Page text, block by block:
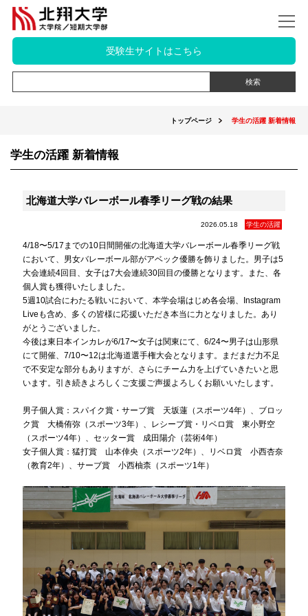
受験生サイトはこちら
トップページ 学生の活躍 新着情報
学生の活躍 新着情報
北海道大学バレーボール春季リーグ戦の結果
2026.05.18 学生の活躍
4/18〜5/17までの10日間開催の北海道大学バレーボール春季リーグ戦
において、男女バレーボール部がアベック優勝を飾りました。男子は5
大会連続4回目、女子は7大会連続30回目の優勝となります。また、各
個人賞も獲得いたしました。
5週10試合にわたる戦いにおいて、本学会場はじめ各会場、Instagram
Liveも含め、多くの皆様に応援いただき本当に力となりました。あり
がとうございました。
今後は東日本インカレが6/17〜女子は関東にて、6/24〜男子は山形県
にて開催、7/10〜12は北海道選手権大会となります。まだまだ力不足
で不安定な部分もありますが、さらにチーム力を上げていきたいと思
います。引き続きよろしくご支援ご声援よろしくお願いいたします。
男子個人賞：スパイク賞・サーブ賞 天坂蓮（スポーツ4年）、ブロッ
ク賞 大橋侑弥（スポーツ3年）、レシーブ賞・リベロ賞 東小野空
（スポーツ4年）、セッター賞 成田陽介（芸術4年）
女子個人賞：猛打賞 山本倖央（スポーツ2年）、リベロ賞 小西杏奈
（教育2年）、サーブ賞 小西柚柰（スポーツ1年）